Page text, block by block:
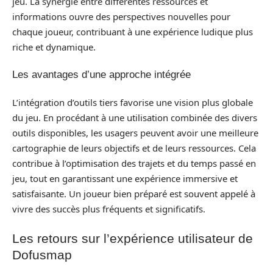
informations ouvre des perspectives nouvelles pour
chaque joueur, contribuant à une expérience ludique plus
riche et dynamique.
Les avantages d’une approche intégrée
L’intégration d’outils tiers favorise une vision plus globale
du jeu. En procédant à une utilisation combinée des divers
outils disponibles, les usagers peuvent avoir une meilleure
cartographie de leurs objectifs et de leurs ressources. Cela
contribue à l’optimisation des trajets et du temps passé en
jeu, tout en garantissant une expérience immersive et
satisfaisante. Un joueur bien préparé est souvent appelé à
vivre des succès plus fréquents et significatifs.
Les retours sur l’expérience utilisateur de
Dofusmap